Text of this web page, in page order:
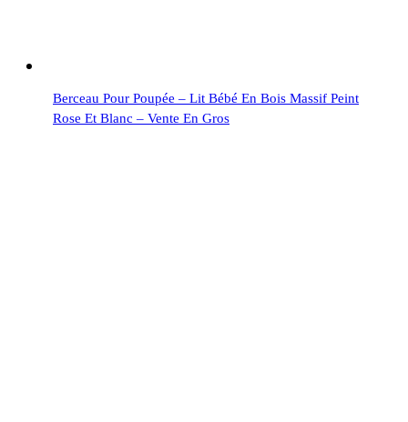
Berceau Pour Poupée – Lit Bébé En Bois Massif Peint
Rose Et Blanc – Vente En Gros